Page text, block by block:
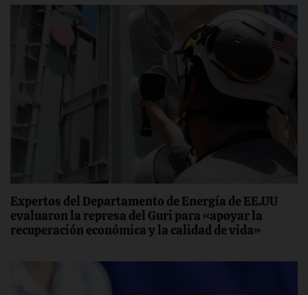
Expertos del Departamento de Energía de EE.UU
evaluaron la represa del Guri para «apoyar la
recuperación económica y la calidad de vida»